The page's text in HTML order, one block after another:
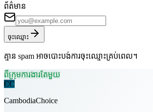
ព័ត៌មាន
ចុះឈ្មោះ
គ្មាន spam អាចបោះបង់ការចុះឈ្មោះគ្រប់ពេល។
ពីក្រុមការងារតែមួយ
CC
CambodiaChoice